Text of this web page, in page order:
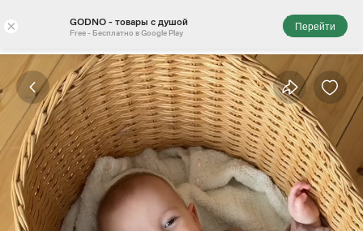
× GODNO - товары с душой
Free - Бесплатно в Google Play
Перейти